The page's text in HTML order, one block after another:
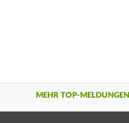
MEHR TOP-MELDUNGEN